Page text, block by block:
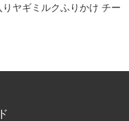
ヤギミルクふりかけ チー